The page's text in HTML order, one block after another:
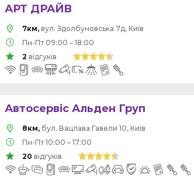
АРТ ДРАЙВ
7км, вул. Здолбуновська 7д, Київ
Пн-Пт 09:00 – 18:00
2 відгуків
Автосервіс Альден Груп
8км, бул. Вацлава Гавели 10, Київ
Пн-Пт 10:00 – 17:00
20 відгуків